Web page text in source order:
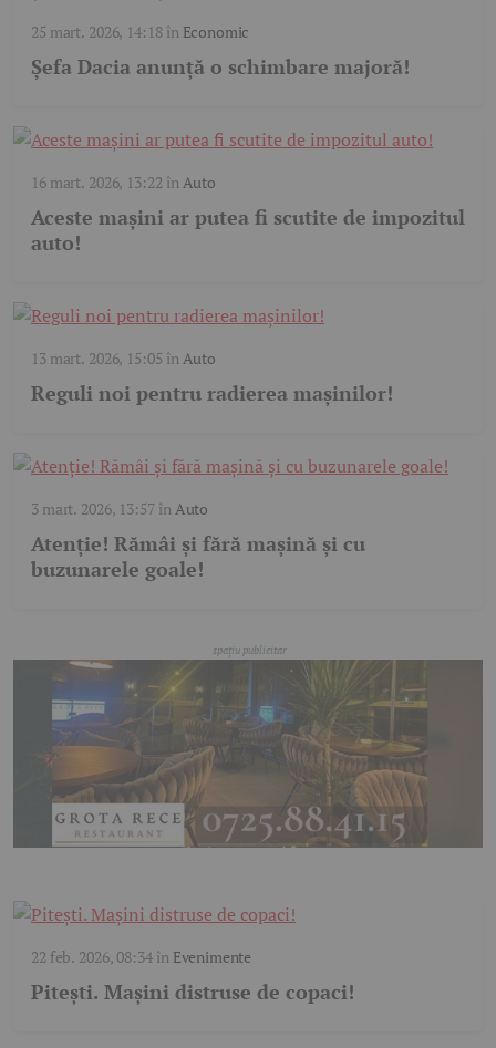
25 mart. 2026, 14:18în Economic
Șefa Dacia anunță o schimbare majoră!
16 mart. 2026, 13:22 înAuto
Aceste mașini ar putea fi scutite de impozitul
auto!
13 mart. 2026, 15:05 înAuto
Reguli noi pentru radierea mașinilor!
3 mart. 2026, 13:57înAuto
Atenție! Rămâi și fără mașină și cu
buzunarele goale!
22 feb. 2026, 08:34în Evenimente
Pitești. Mașini distruse de copaci!